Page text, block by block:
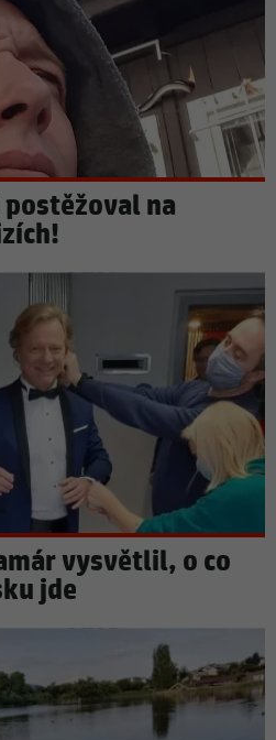
na
vysvětlil, o co
jde